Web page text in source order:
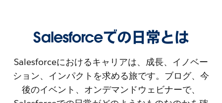
Salesforceでの日常とは
Salesforceにおけるキャリアは、成長、イノベー
ション、インパクトを求める旅です。ブログ、今
後のイベント、オンデマンドウェビナーで、